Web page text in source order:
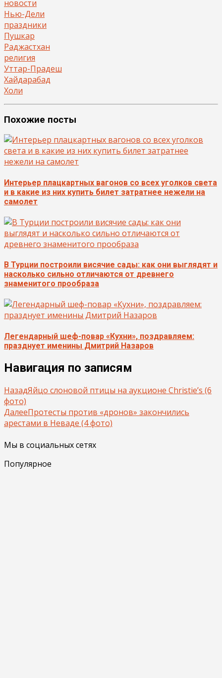
новости
Нью-Дели
праздники
Пушкар
Раджастхан
религия
Уттар-Прадеш
Хайдарабад
Холи
Похожие посты
Интерьер плацкартных вагонов со всех уголков света
и в какие из них купить билет затратнее нежели на
самолет
В Турции построили висячие сады: как они выглядят и
насколько сильно отличаются от древнего
знаменитого прообраза
Легендарный шеф-повар «Кухни», поздравляем:
празднует именины Дмитрий Назаров
Навигация по записям
НазадЯйцо слоновой птицы на аукционе Christie’s (6
фото)
ДалееПротесты против «дронов» закончились
арестами в Неваде (4 фото)
Мы в социальных сетях
Популярное